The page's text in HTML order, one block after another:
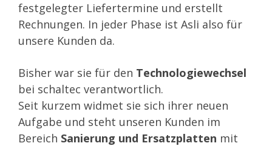
festgelegter Liefertermine und erstellt
Rechnungen. In jeder Phase ist Asli also für
unsere Kunden da.
Bisher war sie für den Technologiewechsel
bei schaltec verantwortlich.
Seit kurzem widmet sie sich ihrer neuen
Aufgabe und steht unseren Kunden im
Bereich Sanierung und Ersatzplatten mit